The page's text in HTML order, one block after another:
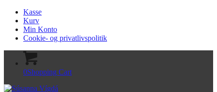
Kasse
Kurv
Min Konto
Cookie- og privatlivspolitik
0Shopping Cart